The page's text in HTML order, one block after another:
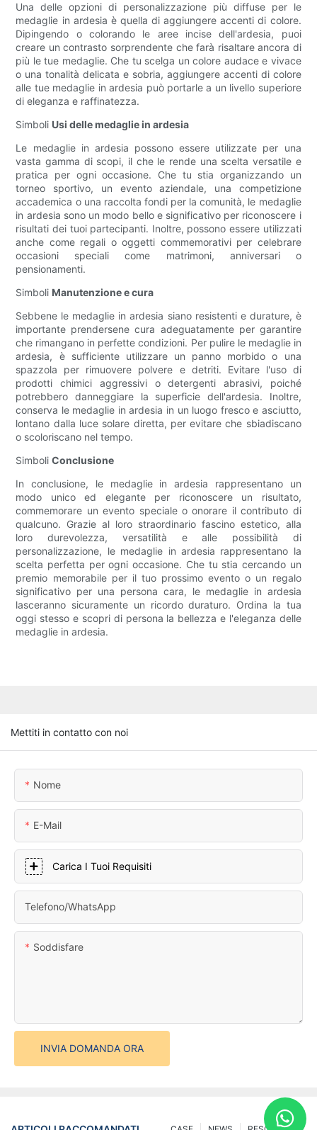
Una delle opzioni di personalizzazione più diffuse per le
medaglie in ardesia è quella di aggiungere accenti di colore.
Dipingendo o colorando le aree incise dell'ardesia, puoi
creare un contrasto sorprendente che farà risaltare ancora di
più le tue medaglie. Che tu scelga un colore audace e vivace
o una tonalità delicata e sobria, aggiungere accenti di colore
alle tue medaglie in ardesia può portarle a un livello superiore
di eleganza e raffinatezza.
Simboli Usi delle medaglie in ardesia
Le medaglie in ardesia possono essere utilizzate per una
vasta gamma di scopi, il che le rende una scelta versatile e
pratica per ogni occasione. Che tu stia organizzando un
torneo sportivo, un evento aziendale, una competizione
accademica o una raccolta fondi per la comunità, le medaglie
in ardesia sono un modo bello e significativo per riconoscere i
risultati dei tuoi partecipanti. Inoltre, possono essere utilizzati
anche come regali o oggetti commemorativi per celebrare
occasioni speciali come matrimoni, anniversari o
pensionamenti.
Simboli Manutenzione e cura
Sebbene le medaglie in ardesia siano resistenti e durature, è
importante prendersene cura adeguatamente per garantire
che rimangano in perfette condizioni. Per pulire le medaglie in
ardesia, è sufficiente utilizzare un panno morbido o una
spazzola per rimuovere polvere e detriti. Evitare l'uso di
prodotti chimici aggressivi o detergenti abrasivi, poiché
potrebbero danneggiare la superficie dell'ardesia. Inoltre,
conserva le medaglie in ardesia in un luogo fresco e asciutto,
lontano dalla luce solare diretta, per evitare che sbiadiscano
o scoloriscano nel tempo.
SimboliConclusione
In conclusione, le medaglie in ardesia rappresentano un
modo unico ed elegante per riconoscere un risultato,
commemorare un evento speciale o onorare il contributo di
qualcuno. Grazie al loro straordinario fascino estetico, alla
loro durevolezza, versatilità e alle possibilità di
personalizzazione, le medaglie in ardesia rappresentano la
scelta perfetta per ogni occasione. Che tu stia cercando un
premio memorabile per il tuo prossimo evento o un regalo
significativo per una persona cara, le medaglie in ardesia
lasceranno sicuramente un ricordo duraturo. Ordina la tua
oggi stesso e scopri di persona la bellezza e l'eleganza delle
medaglie in ardesia.
Mettiti in contatto con noi
Nome
E-Mail
Carica I Tuoi Requisiti
Telefono/WhatsApp
Soddisfare
INVIA DOMANDA ORA